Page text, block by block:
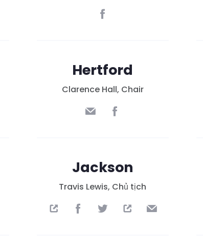
Hertford
Clarence Hall, Chair
Jackson
Travis Lewis, Chủ tịch